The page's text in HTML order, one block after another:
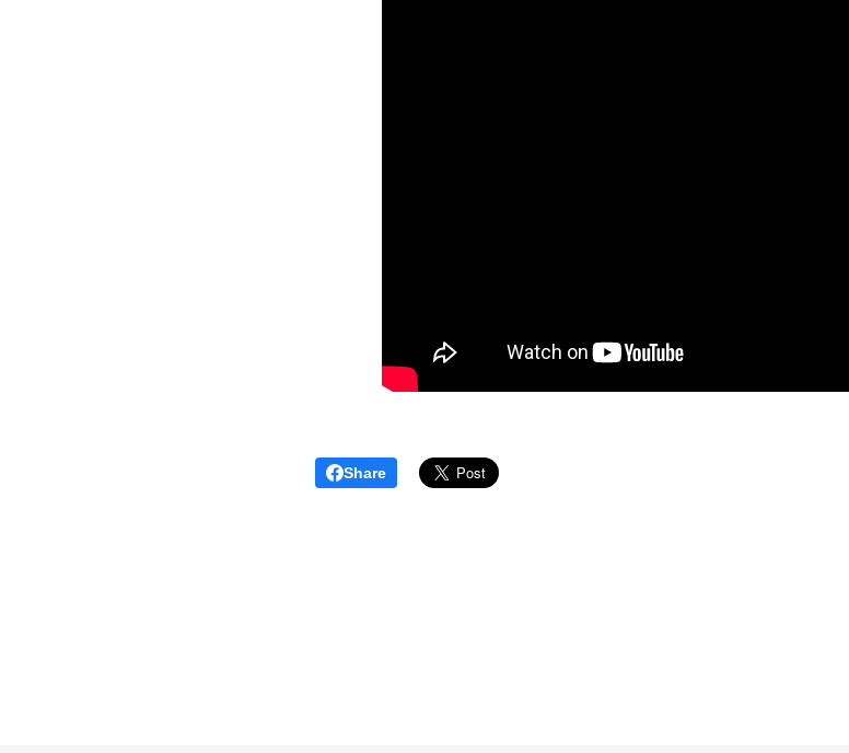
Share